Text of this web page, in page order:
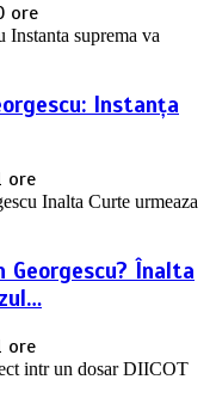
ore
Instanța
ore
Georgescu? Înalta
ore